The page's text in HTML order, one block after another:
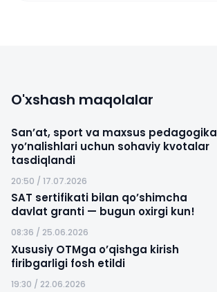
O'xshash maqolalar
San’at, sport va maxsus pedagogika
yo’nalishlari uchun sohaviy kvotalar
tasdiqlandi
20:50 / 17.07.2026
SAT sertifikati bilan qo’shimcha
davlat granti — bugun oxirgi kun!
08:36 / 25.06.2026
Xususiy OTMga o’qishga kirish
firibgarligi fosh etildi
19:30 / 22.06.2026